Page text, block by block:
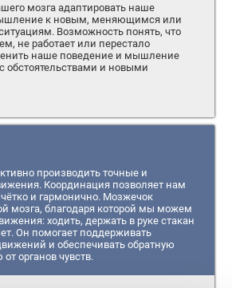
мозга адаптировать наше
к новым, меняющимся или
Возможность понять, что
не работает или перестало
наше поведение и мышление
обстоятельствами и новыми
производить точные и
Координация позволяет нам
и гармонично. Мозжечок
мозга, благодаря которой мы можем
ходить, держать в руке стакан
Он помогает поддерживать
и обеспечивать обратную
органов чувств.